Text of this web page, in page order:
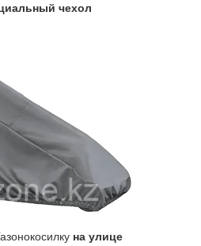
чехол
на улице